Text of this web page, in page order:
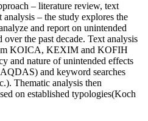
– literature review, text
– the study explores the
and report on unintended
the past decade. Text analysis
KOICA, KEXIM and KOFIH
and nature of unintended effects
and keyword searches
Thematic analysis then
on established typologies(Koch